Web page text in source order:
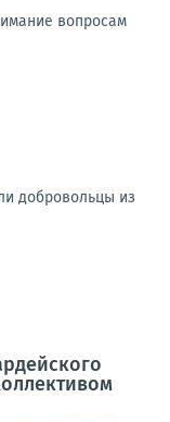
вопросам
добровольцы из